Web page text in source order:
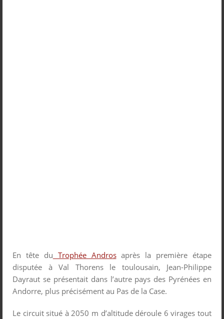
En tête du Trophée Androsaprès la première étape
disputée à Val Thorens le toulousain, Jean-Philippe
Dayraut se présentait dans l’autre pays des Pyrénées en
Andorre, plus précisément au Pas de la Case.
Le circuit situé à 2050 m d’altitude déroule 6 virages tout